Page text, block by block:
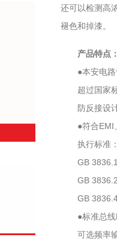
还可以检测高
褪色和掉漆。
产品特点
●本安电路设
超过国家标
防反接设计
●符合EMI、
执行标准：
GB
GB
GB
●标准总线
可选频率输